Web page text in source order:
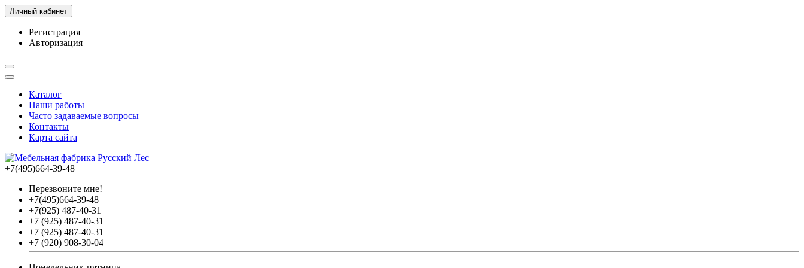
Личный кабинет
Регистрация
Авторизация
Каталог
Наши работы
Часто задаваемые вопросы
Контакты
Карта сайта
+7(495)664-39-48
Перезвоните мне!
+7(495)664-39-48
+7(925) 487-40-31
+7 (925) 487-40-31
+7 (925) 487-40-31
+7 (920) 908-30-04